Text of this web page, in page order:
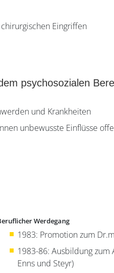
Eingriffen
psychosozialen
und Krankheiten
unbewusste Einflüsse
Werdegang
1983: Promotion zum
1983-86: Ausbildung zum
Enns und Steyr)